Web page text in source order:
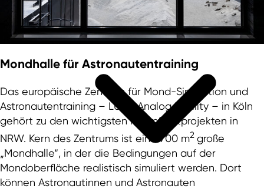
Mondhalle für Astronautentraining
Das europäische Zentrum für Mond-Simulation und
Astronautentraining – LUNA Analog Facility – in Köln
gehört zu den wichtigsten Raumfahrtprojekten in
NRW. Kern des Zentrums ist eine 700 m2 große
„Mondhalle“, in der die Bedingungen auf der
Mondoberfläche realistisch simuliert werden. Dort
können Astronautinnen und Astronauten